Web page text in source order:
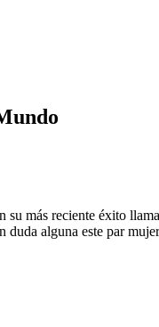
su más reciente éxito
alguna este par